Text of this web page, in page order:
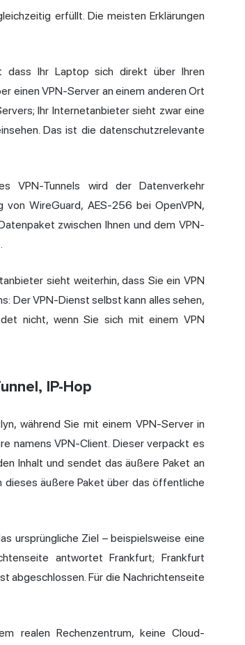
erfüllt. Die meisten Erklärungen
Ihr Laptop sich direkt über Ihren
einen VPN-Server an einem anderen Ort
Ihr Internetanbieter sieht zwar eine
Das ist die datenschutzrelevante
VPN-Tunnels wird der Datenverkehr
WireGuard, AES-256 bei OpenVPN,
zwischen Ihnen und dem VPN-
sieht weiterhin, dass Sie ein VPN
Der VPN-Dienst selbst kann alles sehen,
nicht, wenn Sie sich mit einem VPN
IP-Hop
während Sie mit einem VPN-Server in
namens VPN-Client. Dieser verpackt es
Inhalt und sendet das äußere Paket an
dieses äußere Paket über das öffentliche
ursprüngliche Ziel – beispielsweise eine
antwortet Frankfurt; Frankfurt
abgeschlossen. Für die Nachrichtenseite
realen Rechenzentrum, keine Cloud-